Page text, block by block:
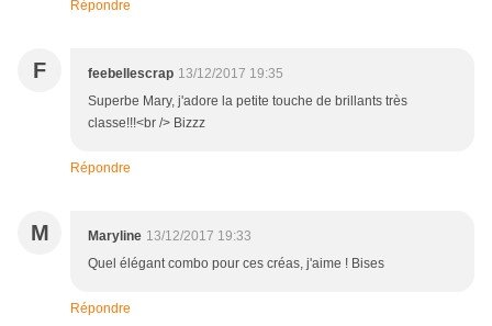
Répondre
F feebellescrap 13/12/2017 19:35
Superbe Mary, j'adore la petite touche de brillants très
classe!!!<br /> Bizzz
Répondre
M Maryline 13/12/2017 19:33
Quel élégant combo pour ces créas, j'aime ! Bises
Répondre